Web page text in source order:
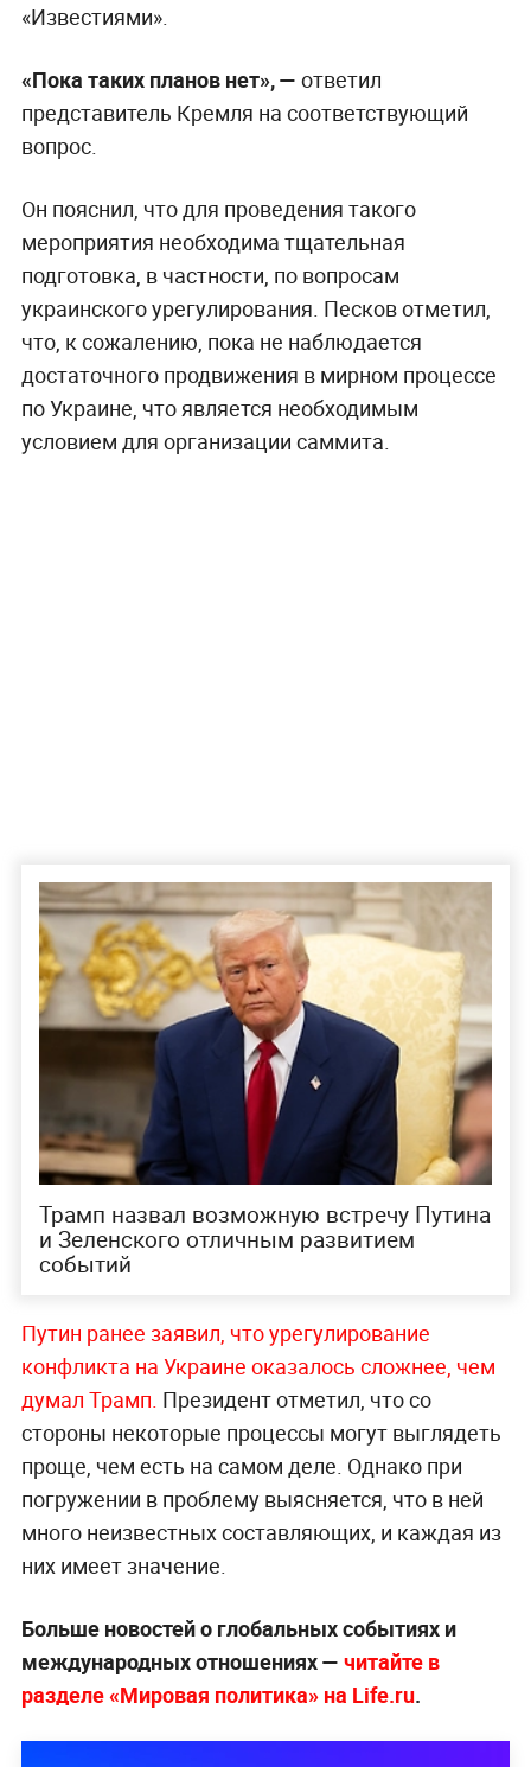
«Известиями».
«Пока таких планов нет», — ответил
представитель Кремля на соответствующий
вопрос.
Он пояснил, что для проведения такого
мероприятия необходима тщательная
подготовка, в частности, по вопросам
украинского урегулирования. Песков отметил,
что, к сожалению, пока не наблюдается
достаточного продвижения в мирном процессе
по Украине, что является необходимым
условием для организации саммита.
Трамп назвал возможную встречу Путина
и Зеленского отличным развитием
событий
Путин ранее заявил, что урегулирование
конфликта на Украине оказалось сложнее, чем
думал Трамп. Президент отметил, что со
стороны некоторые процессы могут выглядеть
проще, чем есть на самом деле. Однако при
погружении в проблему выясняется, что в ней
много неизвестных составляющих, и каждая из
них имеет значение.
Больше новостей о глобальных событиях и
международных отношениях — читайте в
разделе «Мировая политика» на Life.ru.